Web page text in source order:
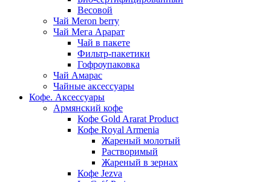
Весовой
Чай Meron berry
Чай Мега Арарат
Чай в пакете
Фильтр-пакетики
Гофроупаковка
Чай Амарас
Чайные аксессуары
Кофе. Аксессуары
Армянский кофе
Кофе Gold Ararat Product
Кофе Royal Armenia
Жареный молотый
Растворимый
Жареный в зернах
Кофе Jezva